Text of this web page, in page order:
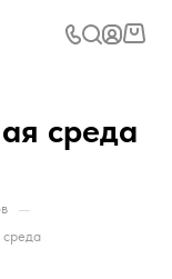
среда
—
среда